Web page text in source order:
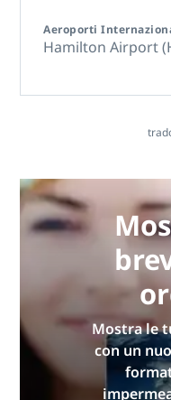
Aeroporti
Hamilton Airport
Mostra le
con un